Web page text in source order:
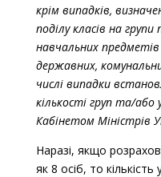
крім випадків,
поділу класів на
навчальних предметів
державних,
числі випадки
кількості груп та/
Кабінетом Міністрів
Наразі, якщо
як 8 осіб, то кількість